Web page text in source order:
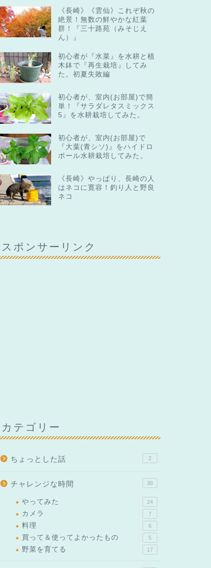
《長崎》《雲仙》これぞ秋の
絶景！無数の鮮やかな紅葉
群！『三十路苑（みそじえ
ん）』
初心者が『水菜』を水耕と植
木鉢で『再生栽培』してみ
た。初夏失敗編
初心者が、室内(お部屋)で簡
単！『サラダレタスミックス
5』を水耕栽培してみた。
初心者が、室内(お部屋)で
『大葉(青シソ)』をハイドロ
ボール水耕栽培してみた。
《長崎》やっぱり、長崎の人
はネコに寛容！釣り人と野良
ネコ
スポンサーリンク
カテゴリー
ちょっとした話 2
チャレンジな時間 38
やってみた 24
カメラ 7
料理 6
買って＆使ってよかったもの 5
野菜を育てる 17